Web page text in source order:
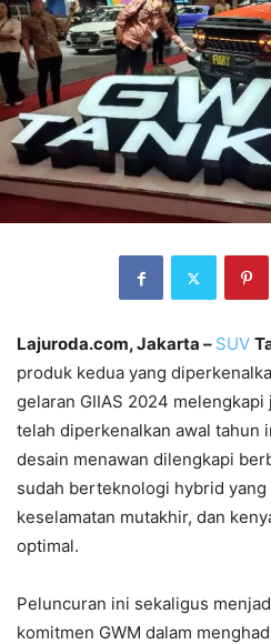
Lajuroda.com, Jakarta – SUV
produk kedua yang
gelaran GIIAS 2024 melengkapi
telah diperkenalkan awal tahun
desain menawan dilengkapi
sudah berteknologi hybrid
keselamatan mutakhir, dan
optimal.
Peluncuran ini sekaligus
komitmen GWM dalam